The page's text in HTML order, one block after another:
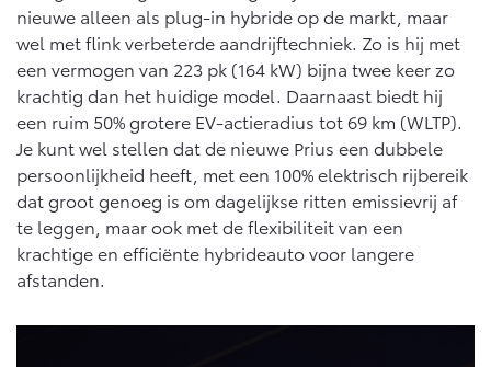
Proace (excl. BTW)
OOK ALS BATTERIJ-
ELEKTRISCH
Vanaf € 37.500,-
Proace Verso
BATTERIJ-ELEKTRISCH
Vanaf € 55.950,-
nieuwe alleen als plug-in hybride op de markt, maar
wel met flink verbeterde aandrijftechniek. Zo is hij met
een vermogen van 223 pk (164 kW) bijna twee keer zo
krachtig dan het huidige model. Daarnaast biedt hij
een ruim 50% grotere EV-actieradius tot 69 km (WLTP).
Je kunt wel stellen dat de nieuwe Prius een dubbele
persoonlijkheid heeft, met een 100% elektrisch rijbereik
dat groot genoeg is om dagelijkse ritten emissievrij af
te leggen, maar ook met de flexibiliteit van een
krachtige en efficiënte hybrideauto voor langere
afstanden.